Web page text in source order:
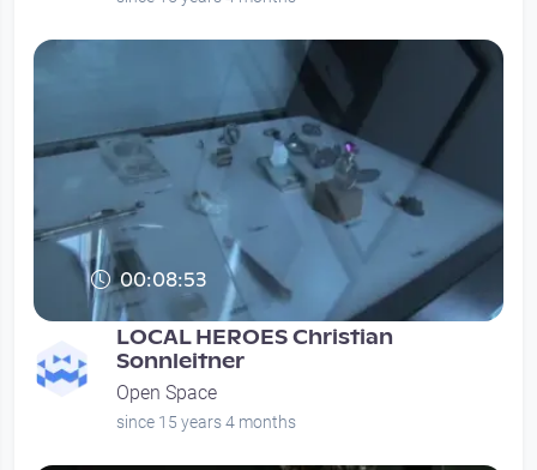
00:08:53
LOCAL HEROES Christian
Sonnleitner
Open Space
since 15 years 4 months